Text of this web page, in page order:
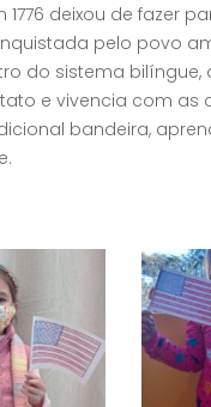
deixou de fazer
pelo povo
do sistema
e vivencia com as
bandeira,